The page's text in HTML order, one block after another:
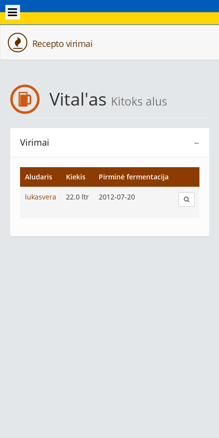
Recepto virimai
Vital'as Kitoks alus
−
Virimai
Aludaris Kiekis Pirminė fermentacija
lukasvera 22.0 ltr 2012-07-20